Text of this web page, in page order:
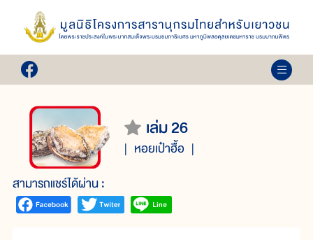
เล่ม 26
หอยเป๋าฮื้อ
สามารถแชร์ได้ผ่าน :